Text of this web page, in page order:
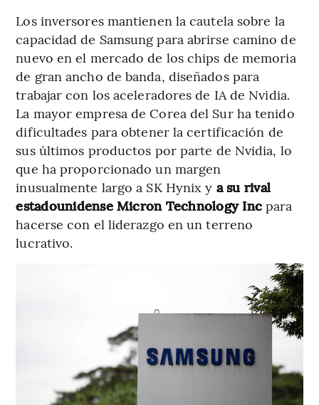
Los inversores mantienen la cautela sobre la
capacidad de Samsung para abrirse camino de
nuevo en el mercado de los chips de memoria
de gran ancho de banda, diseñados para
trabajar con los aceleradores de IA de Nvidia.
La mayor empresa de Corea del Sur ha tenido
dificultades para obtener la certificación de
sus últimos productos por parte de Nvidia, lo
que ha proporcionado un margen
inusualmente largo a SK Hynix y a su rival
estadounidense Micron Technology Inc para
hacerse con el liderazgo en un terreno
lucrativo.